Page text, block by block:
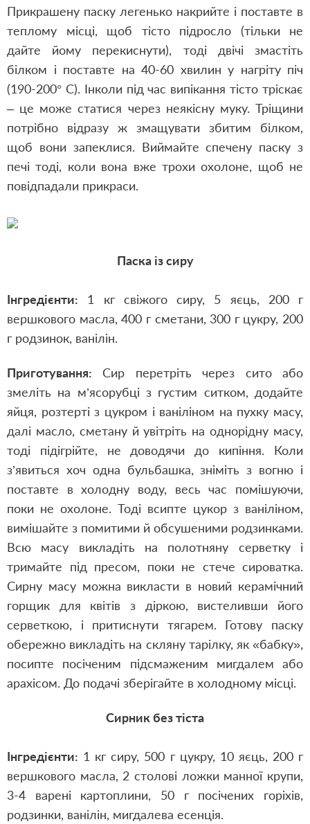
Прикрашену паску легенько накрийте і поставте в
теплому місці, щоб тісто підросло (тільки не
дайте йому перекиснути), тоді двічі змастіть
білком і поставте на 40-60 хвилин у нагріту піч
(190-200° С). Інколи під час випікання тісто тріскає
– це може статися через неякісну муку. Тріщини
потрібно відразу ж змащувати збитим білком,
щоб вони запеклися. Виймайте спечену паску з
печі тоді, коли вона вже трохи охолоне, щоб не
повідпадали прикраси.
Паска із сиру
Інгредієнти: 1 кг свіжого сиру, 5 яєць, 200 г
вершкового масла, 400 г сметани, 300 г цукру, 200
г родзинок, ванілін.
Приготування: Сир перетріть через сито або
змеліть на м’ясорубці з густим ситком, додайте
яйця, розтерті з цукром і ваніліном на пухку масу,
далі масло, сметану й увітріть на однорідну масу,
тоді підігрійте, не доводячи до кипіння. Коли
з’явиться хоч одна бульбашка, зніміть з вогню і
поставте в холодну воду, весь час помішуючи,
поки не охолоне. Тоді всипте цукор з ваніліном,
вимішайте з помитими й обсушеними родзинками.
Всю масу викладіть на полотняну серветку і
тримайте під пресом, поки не стече сироватка.
Сирну масу можна викласти в новий керамічний
горщик для квітів з діркою, вистеливши його
серветкою, і притиснути тягарем. Готову паску
обережно викладіть на скляну тарілку, як «бабку»,
посипте посіченим підсмаженим мигдалем або
арахісом. До подачі зберігайте в холодному місці.
Сирник без тіста
Інгредієнти: 1 кг сиру, 500 г цукру, 10 яєць, 200 г
вершкового масла, 2 столові ложки манної крупи,
3-4 варені картоплини, 50 г посічених горіхів,
родзинки, ванілін, мигдалева есенція.